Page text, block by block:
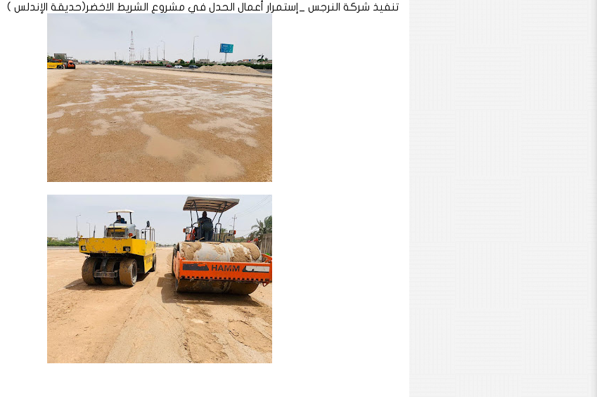
تنفيذ شركة النرجس _إستمرار أعمال الحدل في مشروع الشريط الاخضر(حديقة الإندلس )